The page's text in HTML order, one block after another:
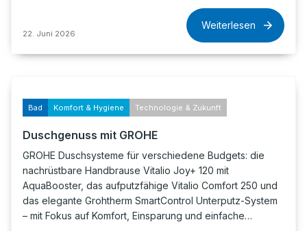
22. Juni 2026
Weiterlesen
Bad Komfort & Hygiene Technologie & Zukunft
Duschgenuss mit GROHE
GROHE Duschsysteme für verschiedene Budgets: die
nachrüstbare Handbrause Vitalio Joy+ 120 mit
AquaBooster, das aufputzfähige Vitalio Comfort 250 und
das elegante Grohtherm SmartControl Unterputz-System
– mit Fokus auf Komfort, Einsparung und einfache…